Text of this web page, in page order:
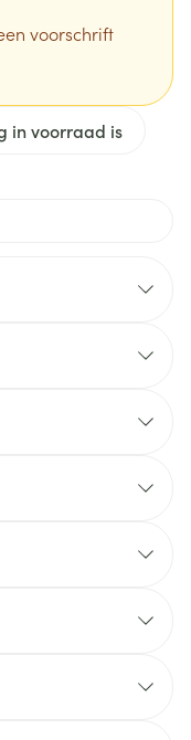
voorschrift
in voorraad is